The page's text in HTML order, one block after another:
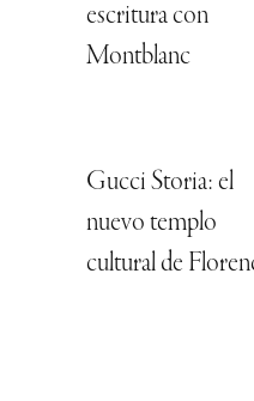
escritura con
Montblanc
Gucci Storia: el
nuevo templo
cultural de